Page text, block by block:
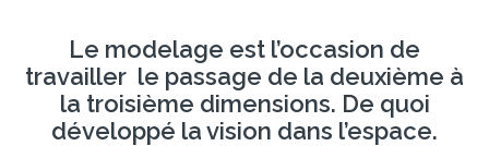
Le modelage est l’occasion de
travailler le passage de la deuxième à
la troisième dimensions. De quoi
développé la vision dans l’espace.